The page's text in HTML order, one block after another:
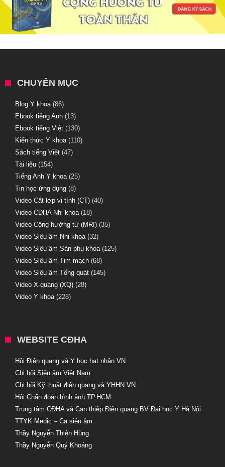
CHUYÊN MỤC
Blog Y khoa(86)
Ebook tiếng Anh (13)
Ebook tiếng Việt (130)
Kiến thức Y khoa(110)
Sách tiếng Việt (47)
Tài liệu (154)
Tiếng Anh Y khoa(25)
Tin học ứng dụng (8)
Video Cắt lớp vi tính (CT) (40)
Video CĐHA Nhi khoa(18)
Video Cộng hưởng từ (MRI) (35)
Video Siêu âm Nhi khoa(32)
Video Siêu âm Sản phụ khoa(125)
Video Siêu âm Tim mạch (68)
Video Siêu âm Tổng quát (145)
Video X-quang (XQ) (28)
Video Y khoa(228)
WEBSITE CĐHA
Hội Điện quang và Y học hạt nhân VN
Chi hội Siêu âm Việt Nam
Chi hội Kỹ thuật điện quang và YHHN VN
Hội Chẩn đoán hình ảnh TP.HCM
Trung tâm CĐHA và Can thiệp Điện quang BV Đại học Y Hà Nội
TTYK Medic – Ca siêu âm
Thầy Nguyễn Thiện Hùng
Thầy Nguyễn Quý Khoáng